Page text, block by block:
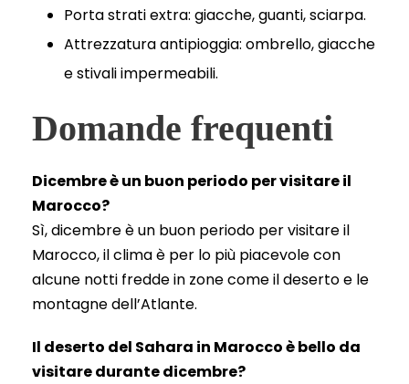
Porta strati extra: giacche, guanti, sciarpa.
Attrezzatura antipioggia: ombrello, giacche
e stivali impermeabili.
Domande frequenti
Dicembre è un buon periodo per visitare il
Marocco?
Sì, dicembre è un buon periodo per visitare il
Marocco, il clima è per lo più piacevole con
alcune notti fredde in zone come il deserto e le
montagne dell’Atlante.
Il deserto del Sahara in Marocco è bello da
visitare durante dicembre?